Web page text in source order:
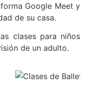
Google Meet y
de su casa.
clases para niños
de un adulto.